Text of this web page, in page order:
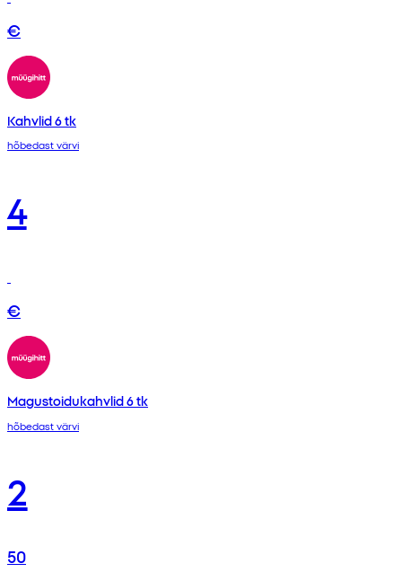
€
Kahvlid 6 tk
hõbedast värvi
4
€
Magustoidukahvlid 6 tk
hõbedast värvi
2
50